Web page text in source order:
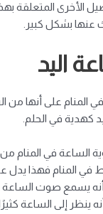
الأخرى المتعلقة
عنها بشكل كبير.
اليد
المنام على أنها
كهدية في الحلم.
الساعة في المنام
في المنام فهذا
يسمع صوت الساعة ،
ينظر إلى الساعة